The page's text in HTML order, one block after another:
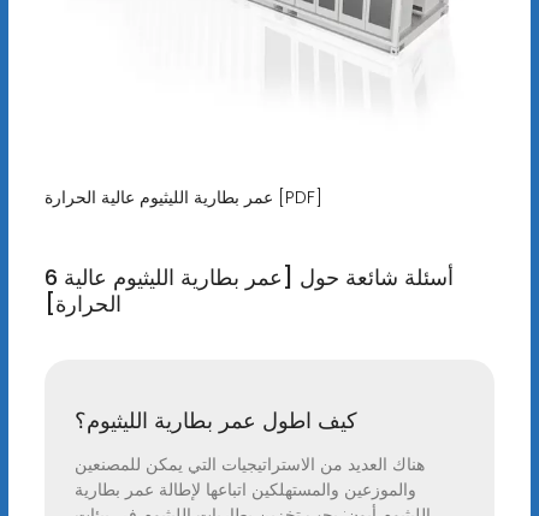
عمر بطارية الليثيوم عالية الحرارة [PDF]
6 أسئلة شائعة حول [عمر بطارية الليثيوم عالية
الحرارة]
كيف اطول عمر بطارية الليثيوم؟
هناك العديد من الاستراتيجيات التي يمكن للمصنعين
والموزعين والمستهلكين اتباعها لإطالة عمر بطارية